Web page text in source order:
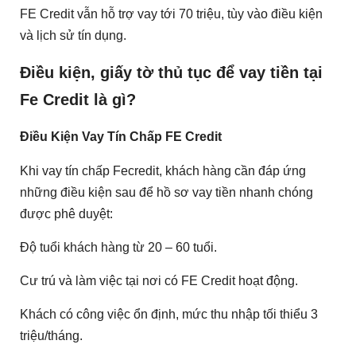
FE Credit vẫn hỗ trợ vay tới 70 triệu, tùy vào điều kiện
và lịch sử tín dụng.
Điều kiện, giấy tờ thủ tục để vay tiền tại
Fe Credit là gì?
Điều Kiện Vay Tín Chấp FE Credit
Khi vay tín chấp Fecredit, khách hàng cần đáp ứng
những điều kiện sau để hồ sơ vay tiền nhanh chóng
được phê duyệt:
Độ tuổi khách hàng từ 20 – 60 tuổi.
Cư trú và làm việc tại nơi có FE Credit hoạt động.
Khách có công việc ổn định, mức thu nhập tối thiểu 3
triệu/tháng.